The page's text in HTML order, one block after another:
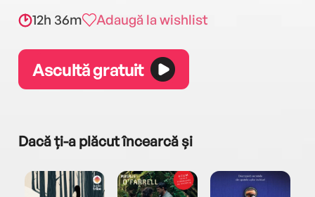
12h 36m Adaugă la wishlist
Ascultă gratuit
Dacă ți-a plăcut încearcă și